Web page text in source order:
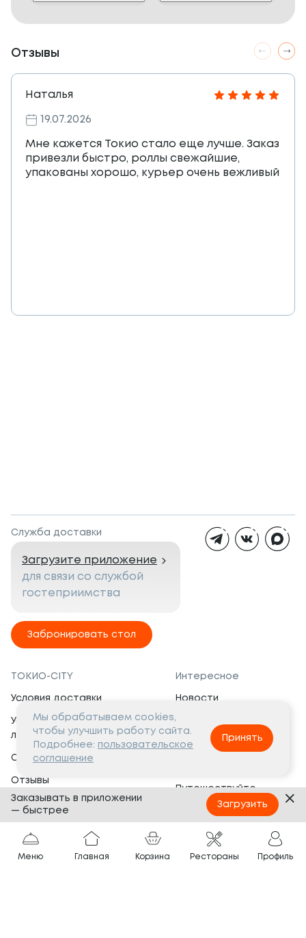
Отзывы
Наталья
19.07.2026
Мне кажется Токио стало еще лучше. Заказ
привезли быстро, роллы свежайшие,
упакованы хорошо, курьер очень вежливый
Служба доставки
Загрузите приложение
для связи со службой
гостеприимства
Забронировать стол
ТОКИО-CITY
Условия доставки
Условия программы
лояльности
Сертификаты
Отзывы
Банкеты
Вопросы и ответы
Интересное
Новости
Вакансии
Социальная жизнь
Путешествуйте
с ТОКИО-CITY
Партнёрам
Франшиза
Меню Главная Корзина Рестораны Профиль
Мы обрабатываем cookies,
чтобы улучшить работу сайта.
Подробнее: пользовательское
соглашение
Принять
Заказывать в приложении
— быстрее
Загрузить